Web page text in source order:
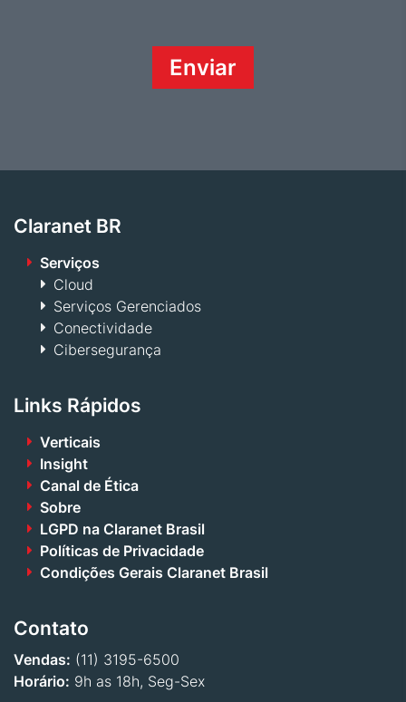
Claranet BR
Serviços
Cloud
Serviços Gerenciados
Conectividade
Cibersegurança
Links Rápidos
Verticais
Insight
Canal de Ética
Sobre
LGPD na Claranet Brasil
Políticas de Privacidade
Condições Gerais Claranet Brasil
Contato
Vendas: (11) 3195-6500
Horário: 9h as 18h, Seg-Sex